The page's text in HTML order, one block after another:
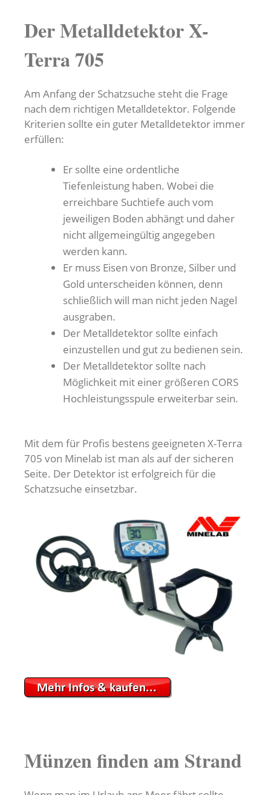
Der Metalldetektor X-
Terra 705
Am Anfang der Schatzsuche steht die Frage
nach dem richtigen Metalldetektor. Folgende
Kriterien sollte ein guter Metalldetektor immer
erfüllen:
Er sollte eine ordentliche
Tiefenleistung haben. Wobei die
erreichbare Suchtiefe auch vom
jeweiligen Boden abhängt und daher
nicht allgemeingültig angegeben
werden kann.
Er muss Eisen von Bronze, Silber und
Gold unterscheiden können, denn
schließlich will man nicht jeden Nagel
ausgraben.
Der Metalldetektor sollte einfach
einzustellen und gut zu bedienen sein.
Der Metalldetektor sollte nach
Möglichkeit mit einer größeren CORS
Hochleistungsspule erweiterbar sein.
Mit dem für Profis bestens geeigneten X-Terra
705 von Minelab ist man als auf der sicheren
Seite. Der Detektor ist erfolgreich für die
Schatzsuche einsetzbar.
Münzen finden am Strand